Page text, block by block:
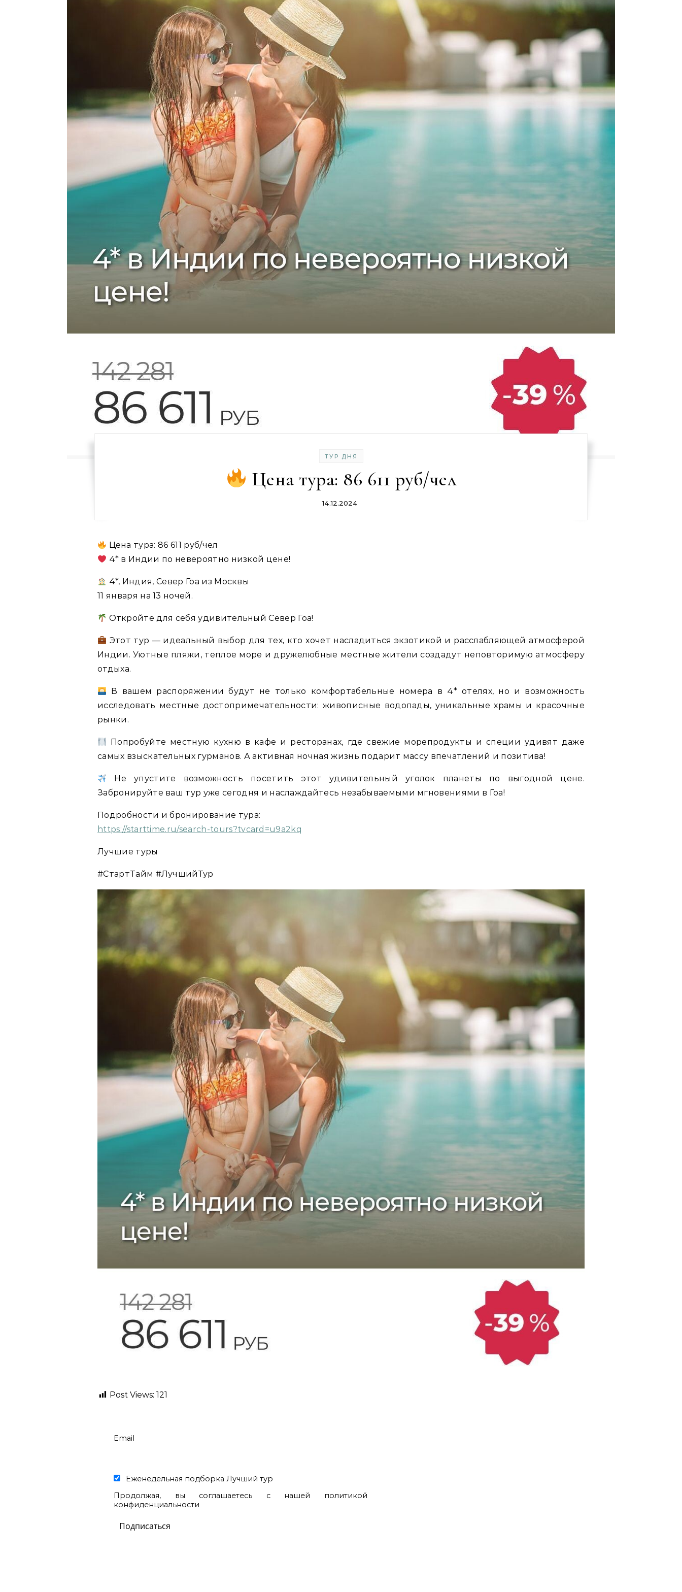
ТУР ДНЯ
Цена тура: 86 611 руб/чел
14.12.2024
Цена тура: 86 611 руб/чел
4* в Индии по невероятно низкой цене!
4*, Индия, Север Гоа из Москвы
11 января на 13 ночей.
Откройте для себя удивительный Север Гоа!
Этот тур — идеальный выбор для тех, кто хочет насладиться экзотикой и расслабляющей атмосферой
Индии. Уютные пляжи, теплое море и дружелюбные местные жители создадут неповторимую атмосферу
отдыха.
В вашем распоряжении будут не только комфортабельные номера в 4* отелях, но и возможность
исследовать местные достопримечательности: живописные водопады, уникальные храмы и красочные
рынки.
Попробуйте местную кухню в кафе и ресторанах, где свежие морепродукты и специи удивят даже
самых взыскательных гурманов. А активная ночная жизнь подарит массу впечатлений и позитива!
Не упустите возможность посетить этот удивительный уголок планеты по выгодной цене.
Забронируйте ваш тур уже сегодня и наслаждайтесь незабываемыми мгновениями в Гоа!
Подробности и бронирование тура:
https://starttime.ru/search-tours?tvcard=u9a2kq
Лучшие туры
#СтартТайм #ЛучшийТур
Post Views: 121
Email
Еженедельная подборка Лучший тур
Продолжая, вы соглашаетесь с нашей политикой
конфиденциальности